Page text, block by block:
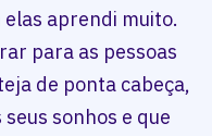
aprendi muito.
para as pessoas
de ponta cabeça,
sonhos e que